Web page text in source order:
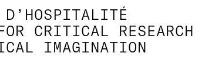
D’HOSPITALITÉ
CRITICAL RESEARCH
IMAGINATION